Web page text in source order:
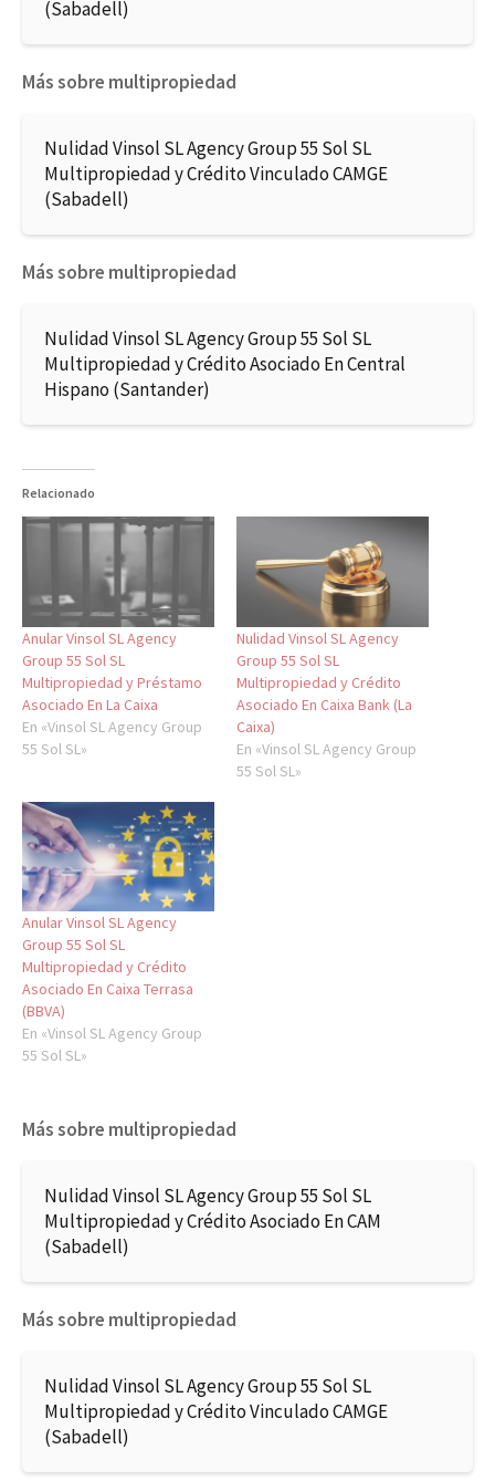
(Sabadell)
Más sobre multipropiedad
Nulidad Vinsol SL Agency Group 55 Sol SL
Multipropiedad y Crédito Vinculado CAMGE
(Sabadell)
Más sobre multipropiedad
Nulidad Vinsol SL Agency Group 55 Sol SL
Multipropiedad y Crédito Asociado En Central
Hispano (Santander)
Relacionado
Anular Vinsol SL Agency
Group 55 Sol SL
Multipropiedad y Préstamo
Asociado En La Caixa
En «Vinsol SL Agency Group
55 Sol SL»
Nulidad Vinsol SL Agency
Group 55 Sol SL
Multipropiedad y Crédito
Asociado En Caixa Bank (La
Caixa)
En «Vinsol SL Agency Group
55 Sol SL»
Anular Vinsol SL Agency
Group 55 Sol SL
Multipropiedad y Crédito
Asociado En Caixa Terrasa
(BBVA)
En «Vinsol SL Agency Group
55 Sol SL»
Más sobre multipropiedad
Nulidad Vinsol SL Agency Group 55 Sol SL
Multipropiedad y Crédito Asociado En CAM
(Sabadell)
Más sobre multipropiedad
Nulidad Vinsol SL Agency Group 55 Sol SL
Multipropiedad y Crédito Vinculado CAMGE
(Sabadell)